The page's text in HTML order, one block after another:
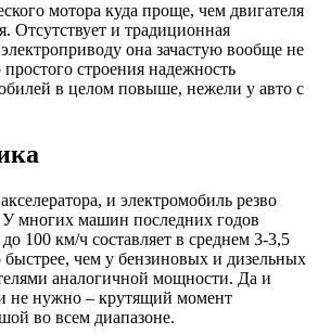
мотора куда проще, чем двигателя
Отсутствует и традиционная
она зачастую вообще не
строения надежность
в целом повыше, нежели у авто с
и электромобиль резво
У многих машин последних годов
до 100 км/ч составляет в среднем 3-3,5
быстрее, чем у бензиновых и дизельных
аналогичной мощности. Да и
не нужно – крутящий момент
во всем диапазоне.